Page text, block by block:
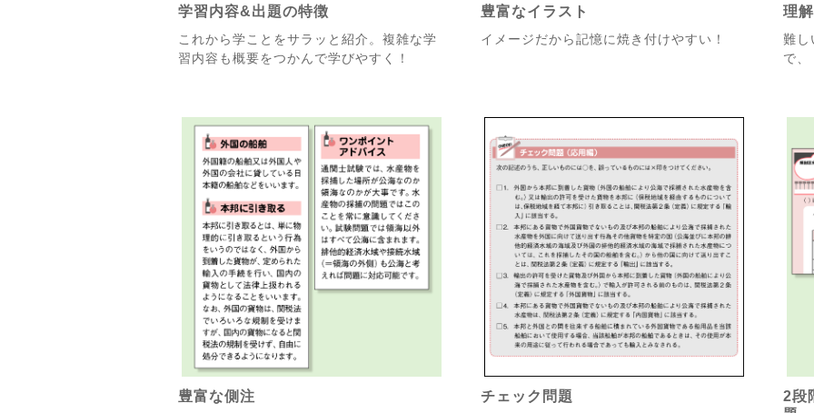
学習内容&出題の特徴
これから学ことをサラッと紹介。複雑な学
習内容も概要をつかんで学びやすく！
豊富なイラスト
イメージだから記憶に焼き付けやすい！
理
難し
で、
豊富な側注 チェック問題
2段